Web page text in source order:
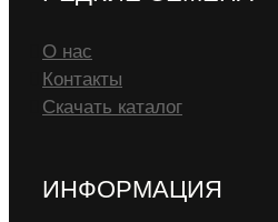
О нас
Контакты
Скачать каталог
ИНФОРМАЦИЯ